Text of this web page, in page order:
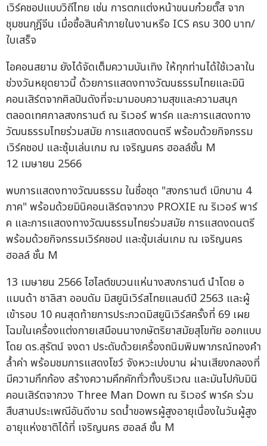
เวิร์คชอปแบบวิถีไทย เช่น การตกแต่งหน้าขนมก๋วยตั๊ส จาก
ชุมชนกุฎีจีน เมื่อซื้อสินค้าภายในงานหรือ ICS ครบ 300 บาท/
ใบเสร็จ
ไอคอนสยาม ยังได้จัดเต็มความบันเทิง ให้ทุกท่านได้ใช้เวลาใน
ช่วงวันหยุดยาวนี้ ด้วยการแสดงทางวัฒนธรรมไทยและมินิ
คอนเสิร์ตจากศิลปินดังที่จะมามอบความสุขและความสนุก
ตลอดเทศกาลสงกรานต์ ณ ริเวอร์ พาร์ค และการแสดงทาง
วัฒนธรรมไทยร่วมสมัย การแสดงดนตรี พร้อมด้วยกิจกรรม
เวิร์คชอป และซุ้มเล่นเกม ณ เจริญนคร ฮอลล์ชั้น M
12 เมษายน 2566
พบการแสดงทางวัฒนธรรม ในชื่อชุด "สงกรานต์ เบิกบาน 4
ภาค" พร้อมด้วยมินิคอนเสิร์ตจากวง PROXIE ณ ริเวอร์ พาร์
ค และการแสดงทางวัฒนธรรมไทยร่วมสมัย การแสดงดนตรี
พร้อมด้วยกิจกรรมเวิร์คชอป และซุ้มเล่นเกม ณ เจริญนคร
ฮอลล์ ชั้น M
13 เมษายน 2566 ไฮไลต์ขบวนแห่นางสงกรานต์ นำโดย อ
แมนด้า ชาลิสา ออบดัม มิสยูนิเวิร์สไทยแลนด์ปี 2563 และผู้
เข้ารอบ 10 คนสุดท้ายการประกวดมิสยูนิเวิร์สครั้งที่ 69 เผย
โฉมในเครื่องแต่งกายเสมือนนางกษัตริยาสมัยสุโขทัย ออกแบบ
โดย ดร.สุรัตน์ จงดา ประดับด้วยเครื่องถนิมพิมพาภรณ์ทองคำ
ล้ำค่า พร้อมชมการแสดงโชว์ จังหวะเบ่งบาน ผ่านเสียงกลองที่
มีความกึกก้อง สร้างความคึกคักทั่วทั้งบริเวณ และมันไปกับมินิ
คอนเสิร์ตจากวง Three Man Down ณ ริเวอร์ พาร์ค ร่วม
สืบสานประเพณีอันดีงาม รดน้ำขอพรผู้สูงอายุเนื่องในวันผู้สูง
อายุแห่งชาติได้ที่ เจริญนคร ฮอลล์ ชั้น M